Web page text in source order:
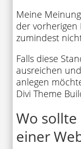
Meine
der vorherigen
zumindest
Falls diese
ausreichen
anlegen
Divi Theme
Wo
einer